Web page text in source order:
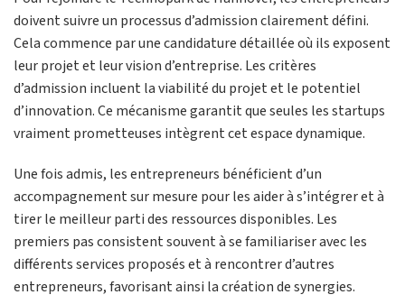
doivent suivre un processus d’admission clairement défini.
Cela commence par une candidature détaillée où ils exposent
leur projet et leur vision d’entreprise. Les critères
d’admission incluent la viabilité du projet et le potentiel
d’innovation. Ce mécanisme garantit que seules les startups
vraiment prometteuses intègrent cet espace dynamique.
Une fois admis, les entrepreneurs bénéficient d’un
accompagnement sur mesure pour les aider à s’intégrer et à
tirer le meilleur parti des ressources disponibles. Les
premiers pas consistent souvent à se familiariser avec les
différents services proposés et à rencontrer d’autres
entrepreneurs, favorisant ainsi la création de synergies.